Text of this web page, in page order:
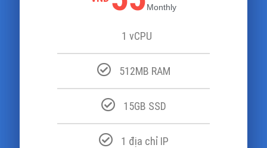
Monthly
1 vCPU
512MB RAM
15GB SSD
1 địa chỉ IP